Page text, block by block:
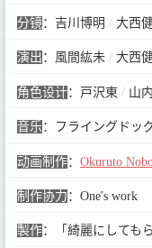
分镜： 吉川博明 /大西
演出 ： 風間紘未 /大西
角色设计： 戸沢東 /山
音乐 ： フライングドッ
动画制作： Okuruto
制作协力 ： One's work
製作： 「綺麗にしても